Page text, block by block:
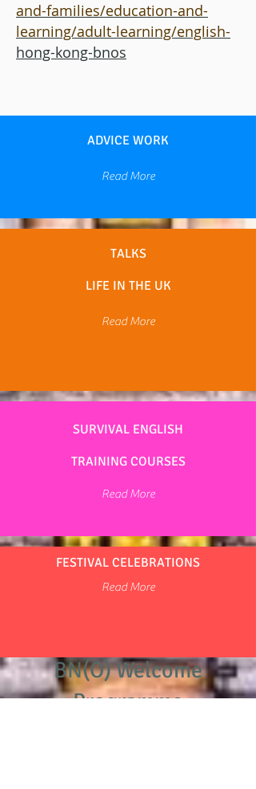
and-families/education-and-
learning/adult-learning/english-
hong-kong-bnos
BN(O) Welcome
Programme
ADVICE WORK
Read More
TALKS
LIFE IN THE UK
Read More
SURVIVAL ENGLISH
TRAINING COURSES
Read More
FESTIVAL CELEBRATIONS
Read More